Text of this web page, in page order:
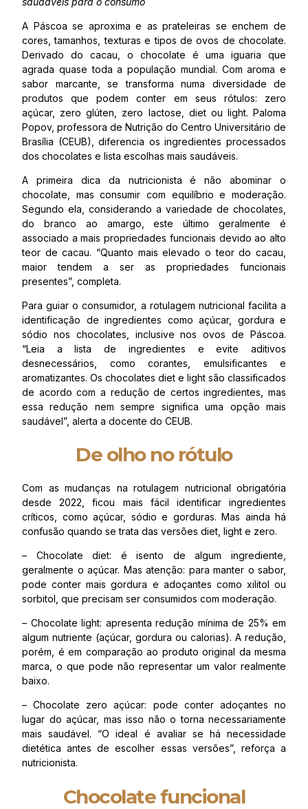
A Páscoa se aproxima e as prateleiras se enchem de
cores, tamanhos, texturas e tipos de ovos de chocolate.
Derivado do cacau, o chocolate é uma iguaria que
agrada quase toda a população mundial. Com aroma e
sabor marcante, se transforma numa diversidade de
produtos que podem conter em seus rótulos: zero
açúcar, zero glúten, zero lactose, diet ou light. Paloma
Popov, professora de Nutrição do Centro Universitário de
Brasília (CEUB), diferencia os ingredientes processados
dos chocolates e lista escolhas mais saudáveis.
A primeira dica da nutricionista é não abominar o
chocolate, mas consumir com equilíbrio e moderação.
Segundo ela, considerando a variedade de chocolates,
do branco ao amargo, este último geralmente é
associado a mais propriedades funcionais devido ao alto
teor de cacau. “Quanto mais elevado o teor do cacau,
maior tendem a ser as propriedades funcionais
presentes”, completa.
Para guiar o consumidor, a rotulagem nutricional facilita a
identificação de ingredientes como açúcar, gordura e
sódio nos chocolates, inclusive nos ovos de Páscoa.
“Leia a lista de ingredientes e evite aditivos
desnecessários, como corantes, emulsificantes e
aromatizantes. Os chocolates diet e light são classificados
de acordo com a redução de certos ingredientes, mas
essa redução nem sempre significa uma opção mais
saudável”, alerta a docente do CEUB.
De olho no rótulo
Com as mudanças na rotulagem nutricional obrigatória
desde 2022, ficou mais fácil identificar ingredientes
críticos, como açúcar, sódio e gorduras. Mas ainda há
confusão quando se trata das versões diet, light e zero.
– Chocolate diet: é isento de algum ingrediente,
geralmente o açúcar. Mas atenção: para manter o sabor,
pode conter mais gordura e adoçantes como xilitol ou
sorbitol, que precisam ser consumidos com moderação.
– Chocolate light: apresenta redução mínima de 25% em
algum nutriente (açúcar, gordura ou calorias). A redução,
porém, é em comparação ao produto original da mesma
marca, o que pode não representar um valor realmente
baixo.
– Chocolate zero açúcar: pode conter adoçantes no
lugar do açúcar, mas isso não o torna necessariamente
mais saudável. “O ideal é avaliar se há necessidade
dietética antes de escolher essas versões”, reforça a
nutricionista.
Chocolate funcional